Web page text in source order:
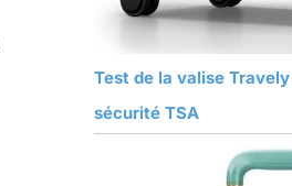
Test de la valise
sécurité TSA